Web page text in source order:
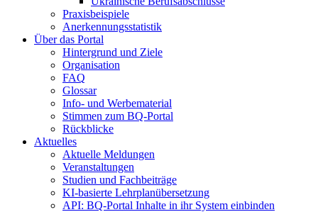
Praxisbeispiele
Anerkennungsstatistik
Über das Portal
Hintergrund und Ziele
Organisation
FAQ
Glossar
Info- und Werbematerial
Stimmen zum BQ-Portal
Rückblicke
Aktuelles
Aktuelle Meldungen
Veranstaltungen
Studien und Fachbeiträge
KI-basierte Lehrplanübersetzung
API: BQ-Portal Inhalte in ihr System einbinden